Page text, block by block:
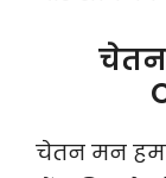
चेतन
चेतन मन